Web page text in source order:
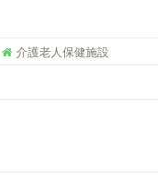
介護老人保健施設